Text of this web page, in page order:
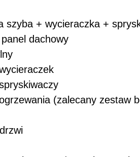
szyba + wycieraczka +
dachowy
(zalecany zestaw